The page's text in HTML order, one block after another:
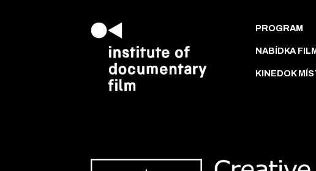
PROGRAM
NABÍDKA
KINEDOK